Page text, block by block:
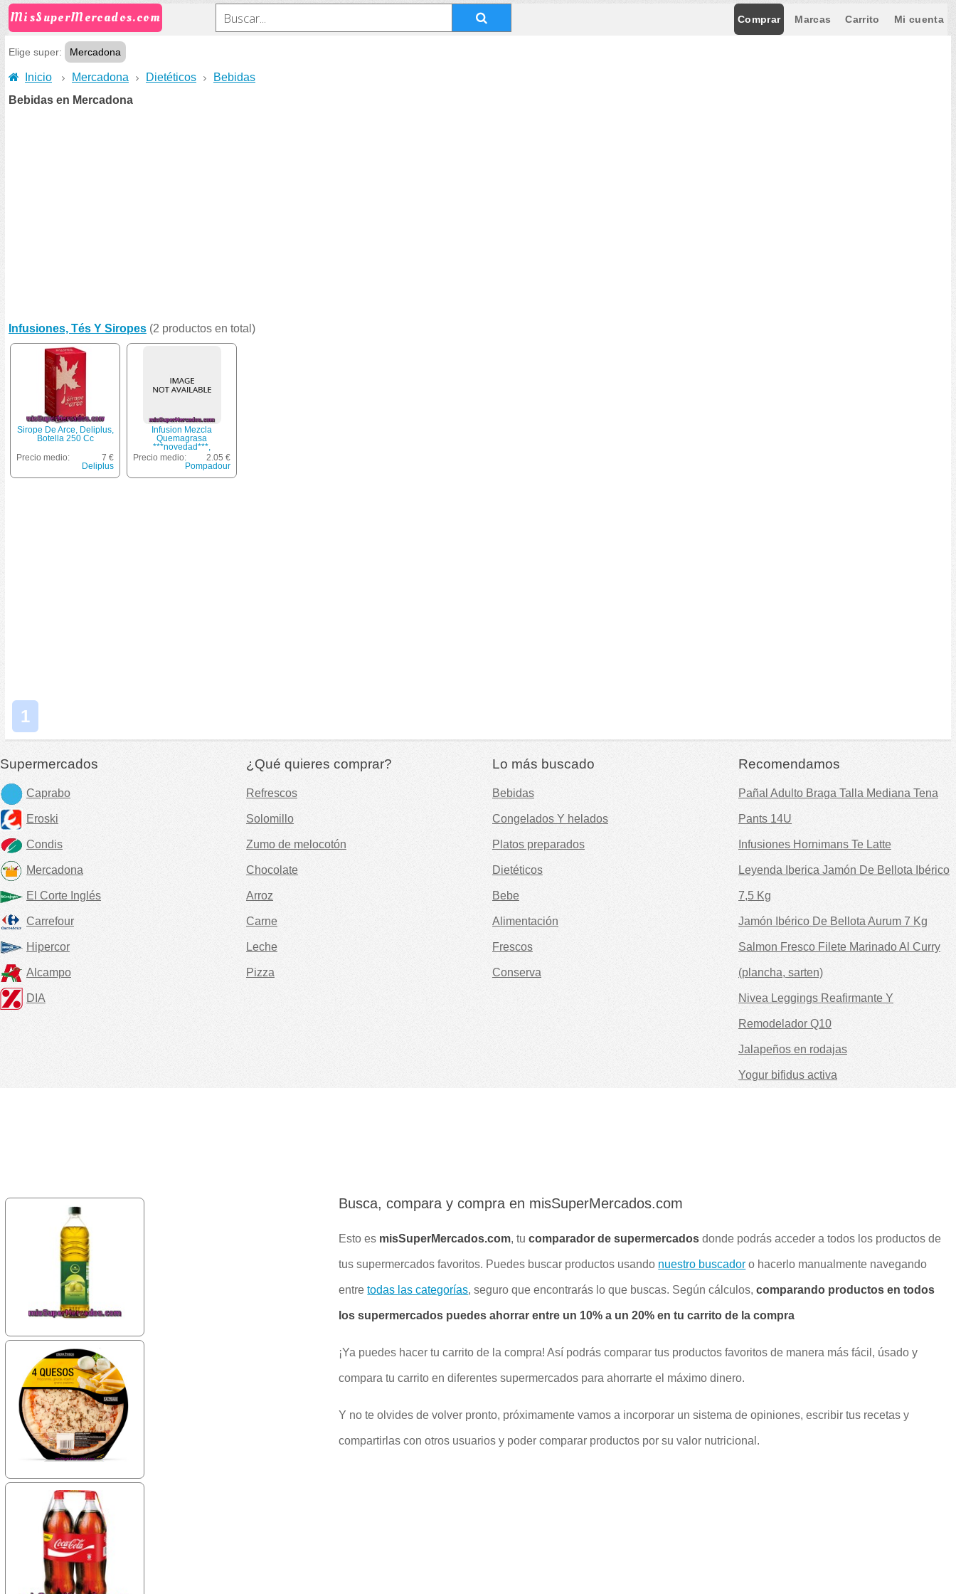
MisSuperMercados.com Comprar Marcas Carrito Mi cuenta
Elige super: Mercadona
Inicio Mercadona Dietéticos
Bebidas
Bebidas en Mercadona
Infusiones, Tés Y Siropes (2 productos en total)
Sirope De Arce, Deliplus,
Botella 250 Cc
Precio medio:
7 €
Deliplus
Infusion Mezcla
Quemagrasa
***novedad***,
Pompadour, Caja 25
Bolsitas - 55 G
Precio medio:
2.05 €
Pompadour
1
Supermercados
Caprabo
Eroski
Condis
Mercadona
El Corte Inglés
Carrefour
Hipercor
Alcampo
DIA
¿Qué quieres comprar?
Refrescos
Solomillo
Zumo de melocotón
Chocolate
Arroz
Carne
Leche
Pizza
Lo más buscado
Bebidas
Congelados Y helados
Platos preparados
Dietéticos
Bebe
Alimentación
Frescos
Conserva
Recomendamos
Pañal Adulto Braga Talla Mediana Tena
Pants 14U
Infusiones Hornimans Te Latte
Leyenda Iberica Jamón De Bellota Ibérico
7,5 Kg
Jamón Ibérico De Bellota Aurum 7 Kg
Salmon Fresco Filete Marinado Al Curry
(plancha, sarten)
Nivea Leggings Reafirmante Y
Remodelador Q10
Jalapeños en rodajas
Yogur bifidus activa
Busca, compara y compra en misSuperMercados.com
Esto es misSuperMercados.com, tucomparador de supermercados donde podrás acceder a todos los productos de
tus supermercados favoritos. Puedes buscar productos usando nuestro buscador o hacerlo manualmente navegando
entretodas las categorías, seguro que encontrarás lo que buscas. Según cálculos,comparando productos en todos
los supermercados puedes ahorrar entre un 10% a un 20% en tu carrito de la compra
¡Ya puedes hacer tu carrito de la compra! Así podrás comparar tus productos favoritos de manera más fácil, úsado y
compara tu carrito en diferentes supermercados para ahorrarte el máximo dinero.
Y no te olvides de volver pronto, próximamente vamos a incorporar un sistema de opiniones, escribir tus recetas y
compartirlas con otros usuarios y poder comparar productos por su valor nutricional.